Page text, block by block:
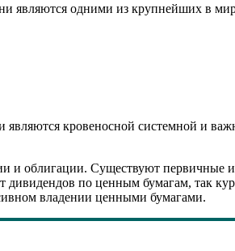
являются одними из крупнейших в
кровеносной системной и
облигации. Существуют первичные
по ценным бумагам, так
владении ценными бумагами.